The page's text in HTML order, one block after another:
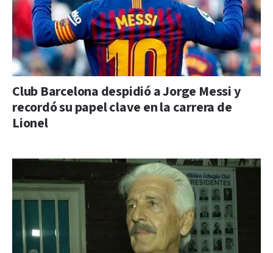
Club Barcelona despidió a Jorge Messi y
recordó su papel clave en la carrera de
Lionel